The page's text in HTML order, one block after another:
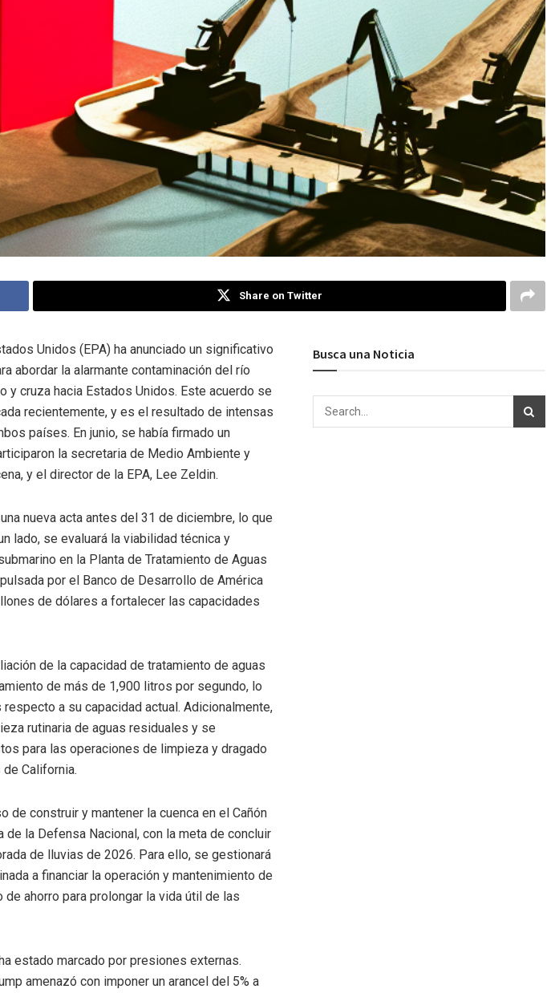
Share on Twitter
Unidos (EPA) ha anunciado un significativo
abordar la alarmante contaminación del río
y cruza hacia Estados Unidos. Este acuerdo se
recientemente, y es el resultado de intensas
países. En junio, se había firmado un
la secretaria de Medio Ambiente y
y el director de la EPA, Lee Zeldin.
nueva acta antes del 31 de diciembre, lo que
lado, se evaluará la viabilidad técnica y
en la Planta de Tratamiento de Aguas
por el Banco de Desarrollo de América
de dólares a fortalecer las capacidades
de la capacidad de tratamiento de aguas
de más de 1,900 litros por segundo, lo
a su capacidad actual. Adicionalmente,
rutinaria de aguas residuales y se
para las operaciones de limpieza y dragado
California.
de construir y mantener la cuenca en el Cañón
la Defensa Nacional, con la meta de concluir
de lluvias de 2026. Para ello, se gestionará
a financiar la operación y mantenimiento de
ahorro para prolongar la vida útil de las
estado marcado por presiones externas.
amenazó con imponer un arancel del 5% a
Busca una Noticia